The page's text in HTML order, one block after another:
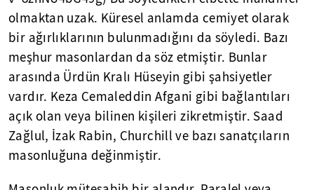
olmaktan uzak. Küresel anlamda cemiyet olarak
bir ağırlıklarının bulunmadığını da söyledi. Bazı
meşhur masonlardan da söz etmiştir. Bunlar
arasında Ürdün Kralı Hüseyin gibi şahsiyetler
vardır. Keza Cemaleddin Afgani gibi bağlantıları
açık olan veya bilinen kişileri zikretmiştir. Saad
Zağlul, İzak Rabin, Churchill ve bazı sanatçıların
masonluğuna değinmiştir.